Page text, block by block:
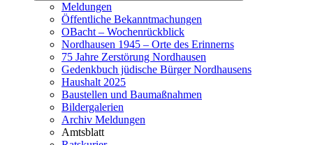
Meldungen
Öffentliche Bekanntmachungen
OBacht – Wochenrückblick
Nordhausen 1945 – Orte des Erinnerns
75 Jahre Zerstörung Nordhausen
Gedenkbuch jüdische Bürger Nordhausens
Haushalt 2025
Baustellen und Baumaßnahmen
Bildergalerien
Archiv Meldungen
Amtsblatt